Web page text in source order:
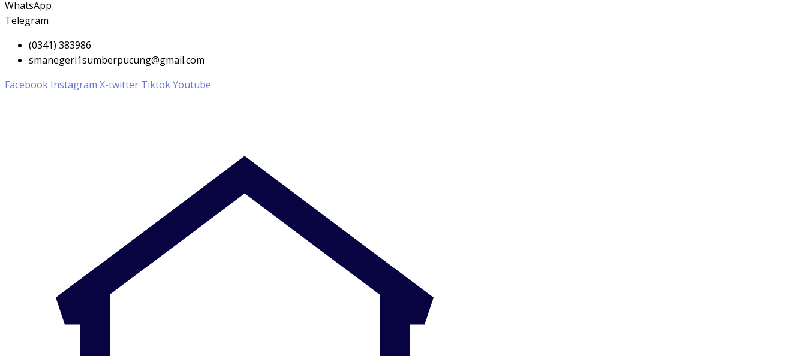
WhatsApp
Telegram
(0341) 383986
smanegeri1sumberpucung@gmail.com
Facebook Instagram X-twitter TiktokYoutube